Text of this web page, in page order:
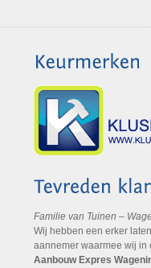
Familie van Tuinen –
Wij hebben een erker
aannemer waarmee wij in
Aanbouw Expres